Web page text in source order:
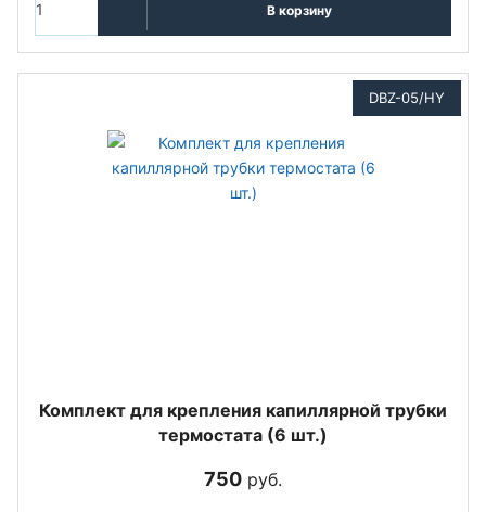
В корзину
DBZ-05/HY
Комплект для крепления капиллярной трубки
термостата (6 шт.)
750 руб.